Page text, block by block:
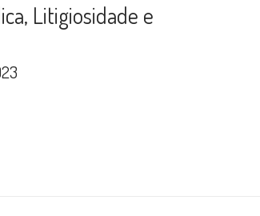
Litigiosidade e